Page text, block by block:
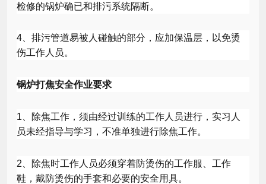
检修的锅炉确已和排污系统隔断。
4、排污管道易被人碰触的部分，应加保温层，以免烫
伤工作人员。
锅炉打焦安全作业要求
1 、除焦工作，须由经过训练的工作人员进行，实习人
员未经指导与学习，不准单独进行除焦工作。
2 、除焦时工作人员必须穿着防烫伤的工作服、工作
鞋，戴防烫伤的手套和必要的安全用具。